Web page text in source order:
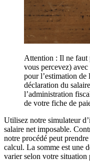
Attention : Il ne faut
vous percevez)
pour l’estimation de
déclaration du
l’administration
de votre fiche de
Utilisez notre simulateur
salaire net imposable.
notre procédé peut
calcul. La somme est une
varier selon votre